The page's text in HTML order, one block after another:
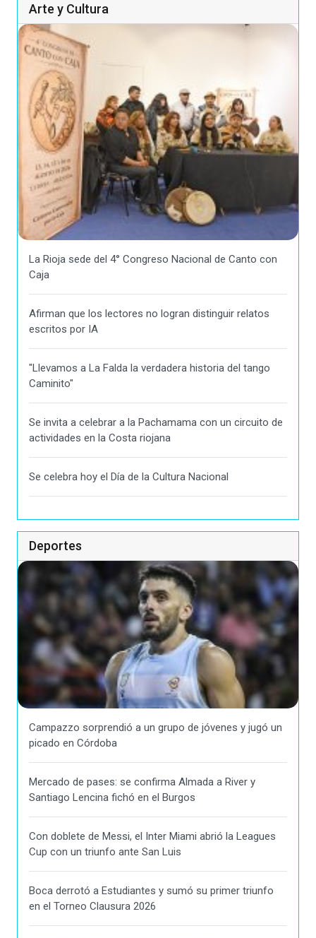
Arte y Cultura
La Rioja sede del 4° Congreso Nacional de Canto con
Caja
Afirman que los lectores no logran distinguir relatos
escritos por IA
"Llevamos a La Falda la verdadera historia del tango
Caminito"
Se invita a celebrar a la Pachamama con un circuito de
actividades en la Costa riojana
Se celebra hoy el Día de la Cultura Nacional
Deportes
Campazzo sorprendió a un grupo de jóvenes y jugó un
picado en Córdoba
Mercado de pases: se confirma Almada a River y
Santiago Lencina fichó en el Burgos
Con doblete de Messi, el Inter Miami abrió la Leagues
Cup con un triunfo ante San Luis
Boca derrotó a Estudiantes y sumó su primer triunfo
en el Torneo Clausura 2026